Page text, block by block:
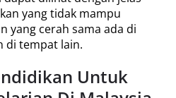
yang tidak mampu
yang cerah sama ada di
di tempat lain.
Untuk